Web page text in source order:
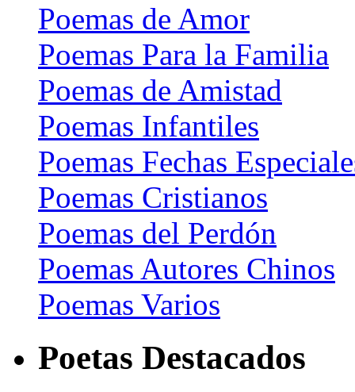
Poemas de Amor
Poemas Para la Familia
Poemas de Amistad
Poemas Infantiles
Poemas Fechas
Poemas Cristianos
Poemas del Perdón
Poemas Autores Chinos
Poemas Varios
Poetas Destacados